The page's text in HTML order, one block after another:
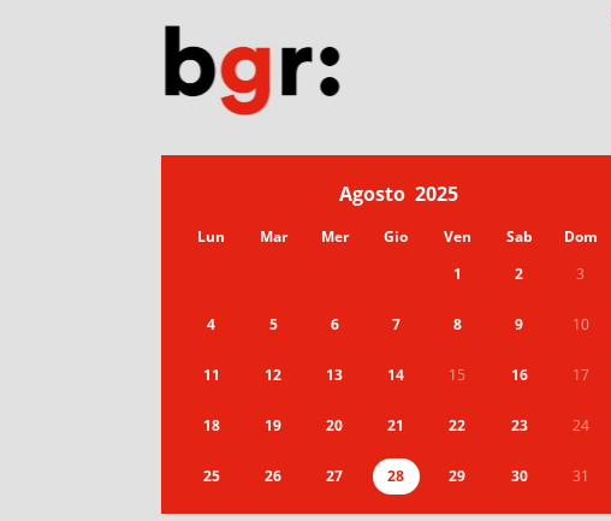
Agosto 2025
Lun Mar Mer Gio Ven Sab
Dom
1
2 3
4 5 6 7 8 9 10
11 12 13 14 15 16 17
18 19 20 21 22 23 24
25 26 27 28 29 30 31